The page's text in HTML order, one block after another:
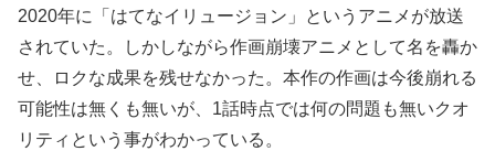
2020年に「はてなイリュージョン」というアニメが放送
されていた。しかしながら作画崩壊アニメとして名を轟か
せ、ロクな成果を残せなかった。本作の作画は今後崩れる
可能性は無くも無いが、1話時点では何の問題も無いクオ
リティという事がわかっている。